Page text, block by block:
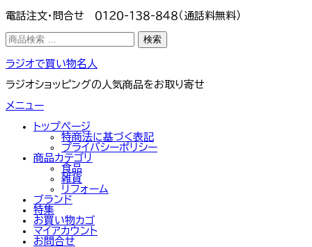
電話注文・問合せ ０１２０-１３８-８４８（通話料無料）
検
索
象:
検索
コ
テ
ツ
ラジオで買い物名人
ラジオショッピングの人気商品をお取り寄せ
メニュー
トップぺージ
特商法に基づく表記
プライバシーポリシー
商品カテゴリ
食品
雑貨
リフォーム
ブランド
特集
お買い物カゴ
マイアカウント
お問合せ